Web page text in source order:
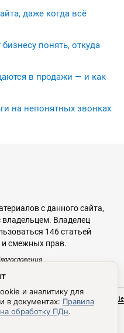
даже когда всё
понять, откуда
в продажи — и как
на непонятных звонках
с данного сайта,
Владелец
146 статьей
смежных прав.
на обработку ПДнПравила cookie
и аналитику для
в документах: Правила
обработку ПДн.